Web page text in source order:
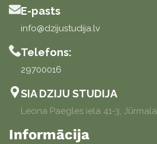
E-pasts
info@dzijustudija.lv
Telefons:
29700016
SIA DZIJU STUDIJA
Leona Paegles iela 41-3, Jūrmala
Informācija